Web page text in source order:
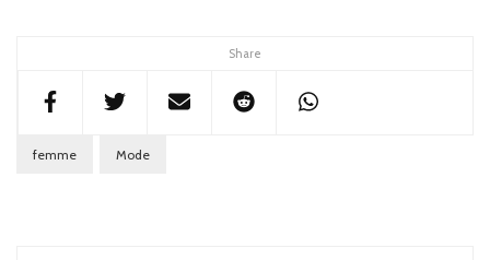
Share
femme Mode